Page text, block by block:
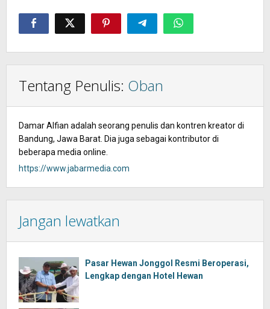
Tentang Penulis: Oban
Damar Alfian adalah seorang penulis dan kontren kreator di
Bandung, Jawa Barat. Dia juga sebagai kontributor di
beberapa media online.
https://www.jabarmedia.com
Jangan lewatkan
Pasar Hewan Jonggol Resmi Beroperasi,
Lengkap dengan Hotel Hewan